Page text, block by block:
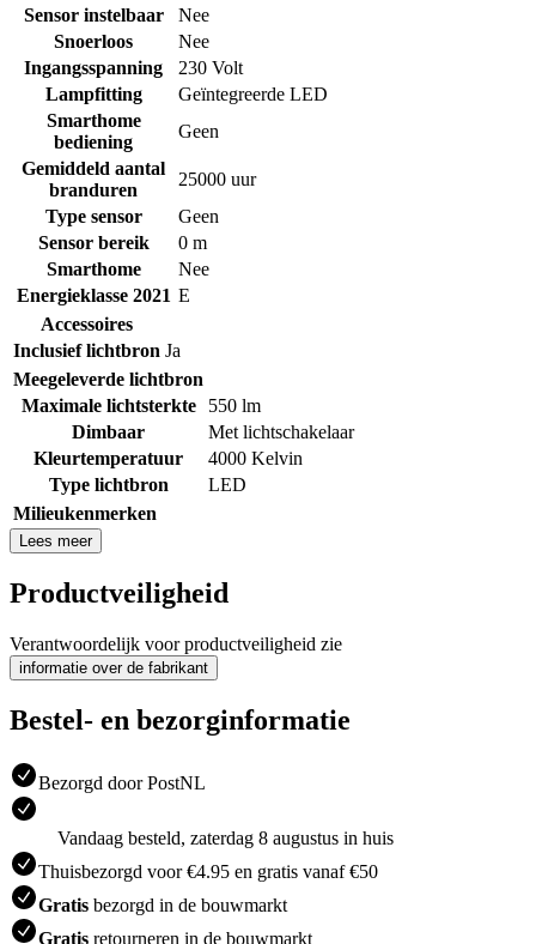
Sensor instelbaar
Nee
Snoerloos
Nee
Ingangsspanning
230 Volt
Lampfitting
Geïntegreerde LED
Smarthome
bediening
Geen
Gemiddeld aantal
branduren
25000 uur
Type sensor
Geen
Sensor bereik
0 m
Smarthome
Nee
Energieklasse 2021 E
Accessoires
Inclusief lichtbron Ja
Meegeleverde lichtbron
Maximale lichtsterkte
550 lm
Dimbaar
Met lichtschakelaar
Kleurtemperatuur
4000 Kelvin
Type lichtbron
LED
Milieukenmerken
Lees meer
Productveiligheid
Verantwoordelijk voor productveiligheid zie
informatie over de fabrikant
Bestel- en bezorginformatie
Bezorgd door PostNL
Vandaag besteld, zaterdag 8 augustus in huis
Thuisbezorgd voor €4.95 en gratis vanaf €50
Gratis bezorgd in de bouwmarkt
Gratis retourneren in de bouwmarkt